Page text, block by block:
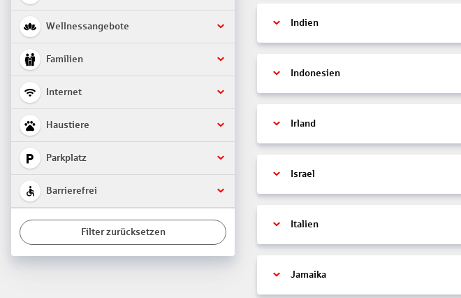
Wellnessangebote
Familien
Internet
Haustiere
Parkplatz
Barrierefrei
Filter zurücksetzen
Indien
Indonesien
Irland
Israel
Italien
Jamaika